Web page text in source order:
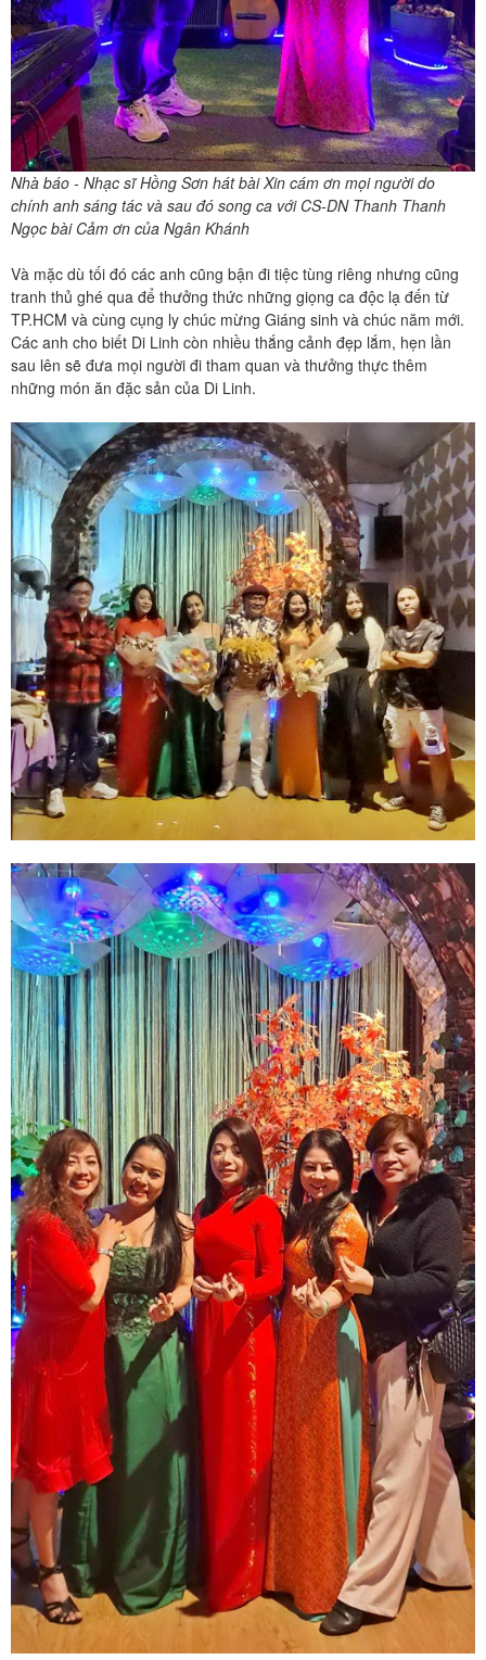
Nhà báo - Nhạc sĩ Hồng Sơn hát bài Xin cám ơn mọi người do
chính anh sáng tác và sau đó song ca với CS-DN Thanh Thanh
Ngọc bài Cảm ơn của Ngân Khánh
Và mặc dù tối đó các anh cũng bận đi tiệc tùng riêng nhưng cũng
tranh thủ ghé qua để thưởng thức những giọng ca độc lạ đến từ
TP.HCM và cùng cụng ly chúc mừng Giáng sinh và chúc năm mới.
Các anh cho biết Di Linh còn nhiều thắng cảnh đẹp lắm, hẹn lần
sau lên sẽ đưa mọi người đi tham quan và thưởng thực thêm
những món ăn đặc sản của Di Linh.